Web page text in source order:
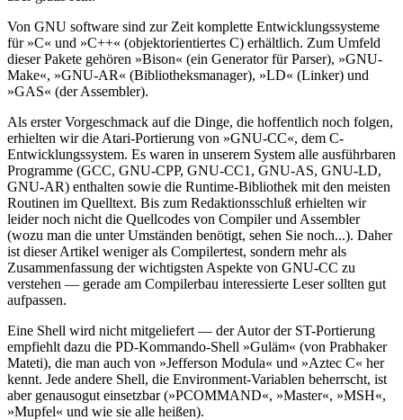
Von GNU software sind zur Zeit komplette Entwicklungssysteme
für »C« und »C++« (objektorientiertes C) erhältlich. Zum Umfeld
dieser Pakete gehören »Bison« (ein Generator für Parser), »GNU-
Make«, »GNU-AR« (Bibliotheksmanager), »LD« (Linker) und
»GAS« (der Assembler).
Als erster Vorgeschmack auf die Dinge, die hoffentlich noch folgen,
erhielten wir die Atari-Portierung von »GNU-CC«, dem C-
Entwicklungssystem. Es waren in unserem System alle ausführbaren
Programme (GCC, GNU-CPP, GNU-CC1, GNU-AS, GNU-LD,
GNU-AR) enthalten sowie die Runtime-Bibliothek mit den meisten
Routinen im Quelltext. Bis zum Redaktionsschluß erhielten wir
leider noch nicht die Quellcodes von Compiler und Assembler
(wozu man die unter Umständen benötigt, sehen Sie noch...). Daher
ist dieser Artikel weniger als Compilertest, sondern mehr als
Zusammenfassung der wichtigsten Aspekte von GNU-CC zu
verstehen — gerade am Compilerbau interessierte Leser sollten gut
aufpassen.
Eine Shell wird nicht mitgeliefert — der Autor der ST-Portierung
empfiehlt dazu die PD-Kommando-Shell »Guläm« (von Prabhaker
Mateti), die man auch von »Jefferson Modula« und »Aztec C« her
kennt. Jede andere Shell, die Environment-Variablen beherrscht, ist
aber genausogut einsetzbar (»PCOMMAND«, »Master«, »MSH«,
»Mupfel« und wie sie alle heißen).